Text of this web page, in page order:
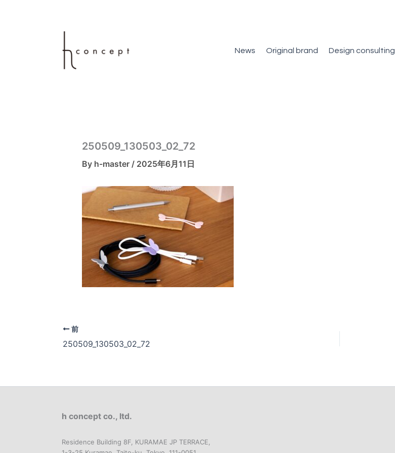
News Original brand Design consulting
250509_130503_02_72
By h-master / 2025年6月11日
前
250509_130503_02_72
h concept co., ltd.
Residence Building 8F, KURAMAE JP TERRACE,